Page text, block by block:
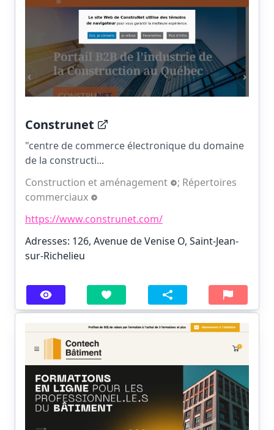
Construnet
"centre de commerce électronique du domaine
de la constructi...
Construction et aménagement
; Répertoires
commerciaux
https://www.construnet.com/
Adresses: 126, Avenue de Venise O, Saint-Jean-
sur-Richelieu